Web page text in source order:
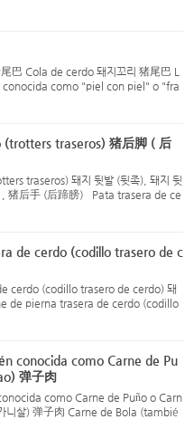
compuesto por tejido dérmico y
gran cantidad de coláge...
巴 Cola de cerdo 돼지꼬리 猪尾巴 L
como "piel con piel" o "fra
compuesta por piel y articulaciones
y se utiliza comúnmente en prep...
(trotters traseros) 猪后脚 ( 后
traseros) 돼지 뒷발 (뒷족), 돼지 뒷
猪后手 (后蹄膀） Pata trasera de ce
발 (뒷족), 돼지 뒷손 (뒷족발) 猪后脚
La pata de cerd...
de cerdo (codillo trasero de c
cerdo (codillo trasero de cerdo) 돼
de pierna trasera de cerdo (codillo
살 猪后腿肉 Descripción: La carne
se refiere a la carne que ...
conocida como Carne de Pu
弹子肉
como Carne de Puño o Carn
니살) 弹子肉 Carne de Bola (tambié
Puño o Carne de Yuanbao) 탄자육
Una porción de carne en forma d